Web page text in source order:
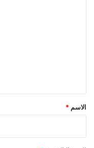
*
الاسم *